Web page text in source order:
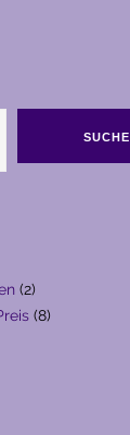
SUCHE
22
Produkte
88